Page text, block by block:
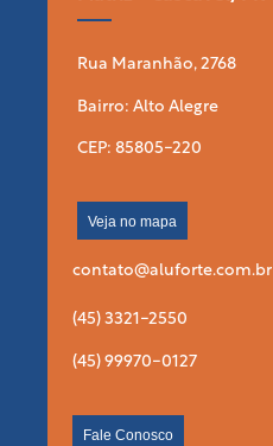
Rua Maranhão, 2768
Bairro: Alto Alegre
CEP: 85805-220
Veja no mapa
contato@aluforte.com.br
(45) 3321-2550
(45) 99970-0127
Fale Conosco